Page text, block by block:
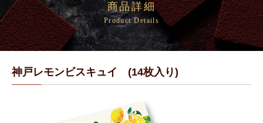
商品詳細
Product Details
神戸レモンビスキュイ (14枚入り)